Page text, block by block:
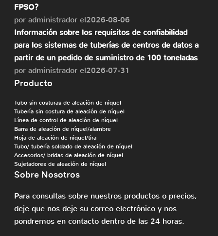
FPSO?
por administrador el2026-08-06
Información sobre los requisitos de confiabilidad
para los sistemas de tuberías de centros de datos a
partir de un pedido de suministro de 100 toneladas
por administrador el2026-07-31
Producto
Tubo sin costuras de aleación de níquel
Tubería sin costura de aleación de níquel
Línea de control de aleación de níquel
Barra de aleación de níquel/alambre
Hoja de aleación de níquel/tira
Tubo/ tubería soldado de aleación de níquel
Accesorios/ bridas de aleación de níquel
Sujetadores de aleación de níquel
Sobre Nosotros
Para consultas sobre nuestros productos o precios,
deje que nos deje su correo electrónico y nos
pondremos en contacto dentro de las 24 horas.